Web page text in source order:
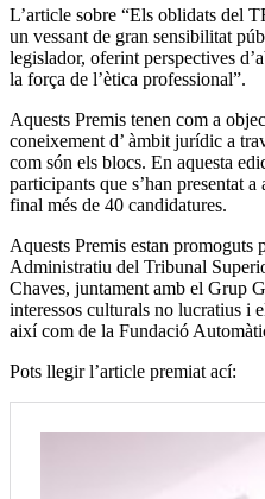
L’article sobre “Els oblidats del
un vessant de gran sensibilitat
legislador, oferint perspectives
la força de l’ètica professional”.
Aquests Premis tenen com a
coneixement d’ àmbit jurídic a
com són els blocs. En aquesta
participants que s’han presentat a
final més de 40 candidatures.
Aquests Premis estan promoguts
Administratiu del Tribunal
Chaves, juntament amb el Grup
interessos culturals no lucratius i
així com de la Fundació
Pots llegir l’article premiat ací: